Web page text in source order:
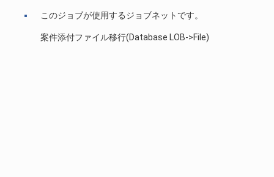
このジョブが使用するジョブネットです。
案件添付ファイル移行(Database LOB->File)